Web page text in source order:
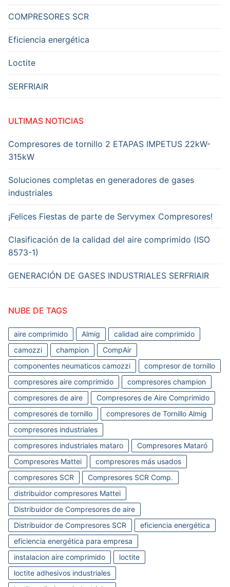
suministro
aire
Author
SERVYMEX
Logo
COMPRESORES SCR
Eficiencia energética
Loctite
SERFRIAIR
ULTIMAS NOTICIAS
Compresores de tornillo 2 ETAPAS IMPETUS 22kW-
315kW
Soluciones completas en generadores de gases
industriales
¡Felices Fiestas de parte de Servymex Compresores!
Clasificación de la calidad del aire comprimido (ISO
8573-1)
GENERACIÓN DE GASES INDUSTRIALES SERFRIAIR
NUBE DE TAGS
aire comprimido Almig
calidad aire comprimido
camozzi
champion
CompAir
componentes neumaticos camozzi
compresor de tornillo
compresores aire comprimido
compresores champion
compresores de aire
Compresores de Aire Comprimido
compresores de tornillo
compresores de Tornillo Almig
compresores industriales
compresores industriales mataro
Compresores Mataró
Compresores Mattei
compresores más usados
compresores SCR
Compresores SCR Comp.
distribuidor compresores Mattei
Distribuidor de Compresores de aire
Distribuidor de Compresores SCR
eficiencia energética
eficiencia energética para empresa
instalacion aire comprimido
loctite
loctite adhesivos industriales